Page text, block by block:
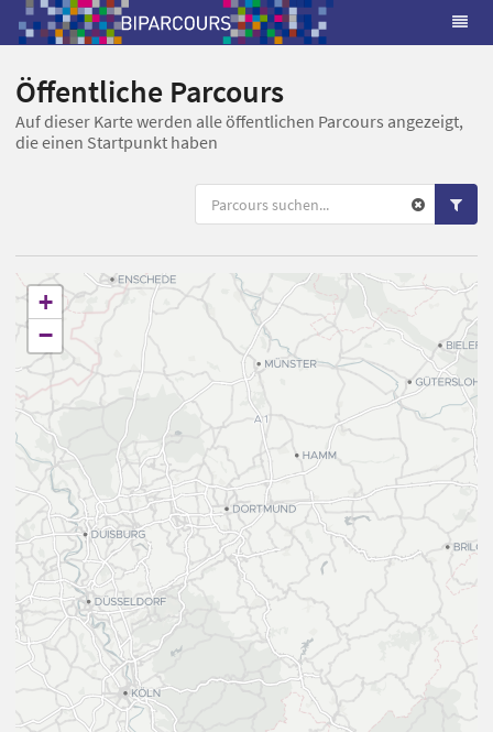
Öffentliche Parcours
Auf dieser Karte werden alle öffentlichen Parcours angezeigt,
die einen Startpunkt haben
+
−